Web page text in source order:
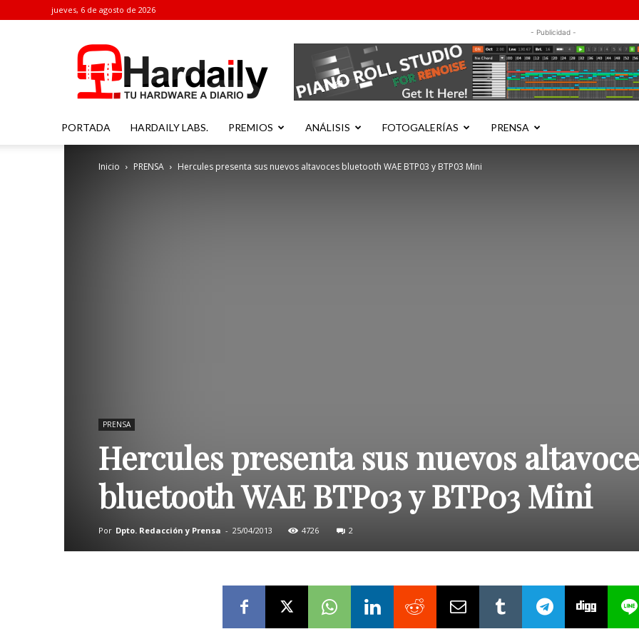
jueves, 6 de agosto de 2026
- Publicidad -
PORTADA HARDAILY LABS. PREMIOS ANÁLISIS FOTOGALERÍAS PRENSA
Inicio PRENSA Hercules presenta sus nuevos altavoces bluetooth WAE BTP03 y BTP03 Mini
PRENSA
Hercules presenta sus nuevos
bluetooth WAE BTP03 y BTP03 Mini
Por Dpto. Redacción y Prensa - 25/04/2013 4726 2